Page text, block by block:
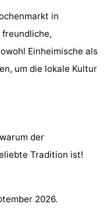
in
Einheimische als
um die lokale Kultur
der
Tradition ist!
2026.